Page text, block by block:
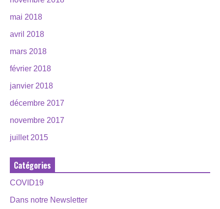
mai 2018
avril 2018
mars 2018
février 2018
janvier 2018
décembre 2017
novembre 2017
juillet 2015
Catégories
COVID19
Dans notre Newsletter